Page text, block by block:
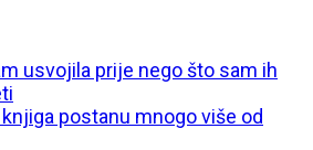
usvojila prije nego što sam ih
postanu mnogo više od